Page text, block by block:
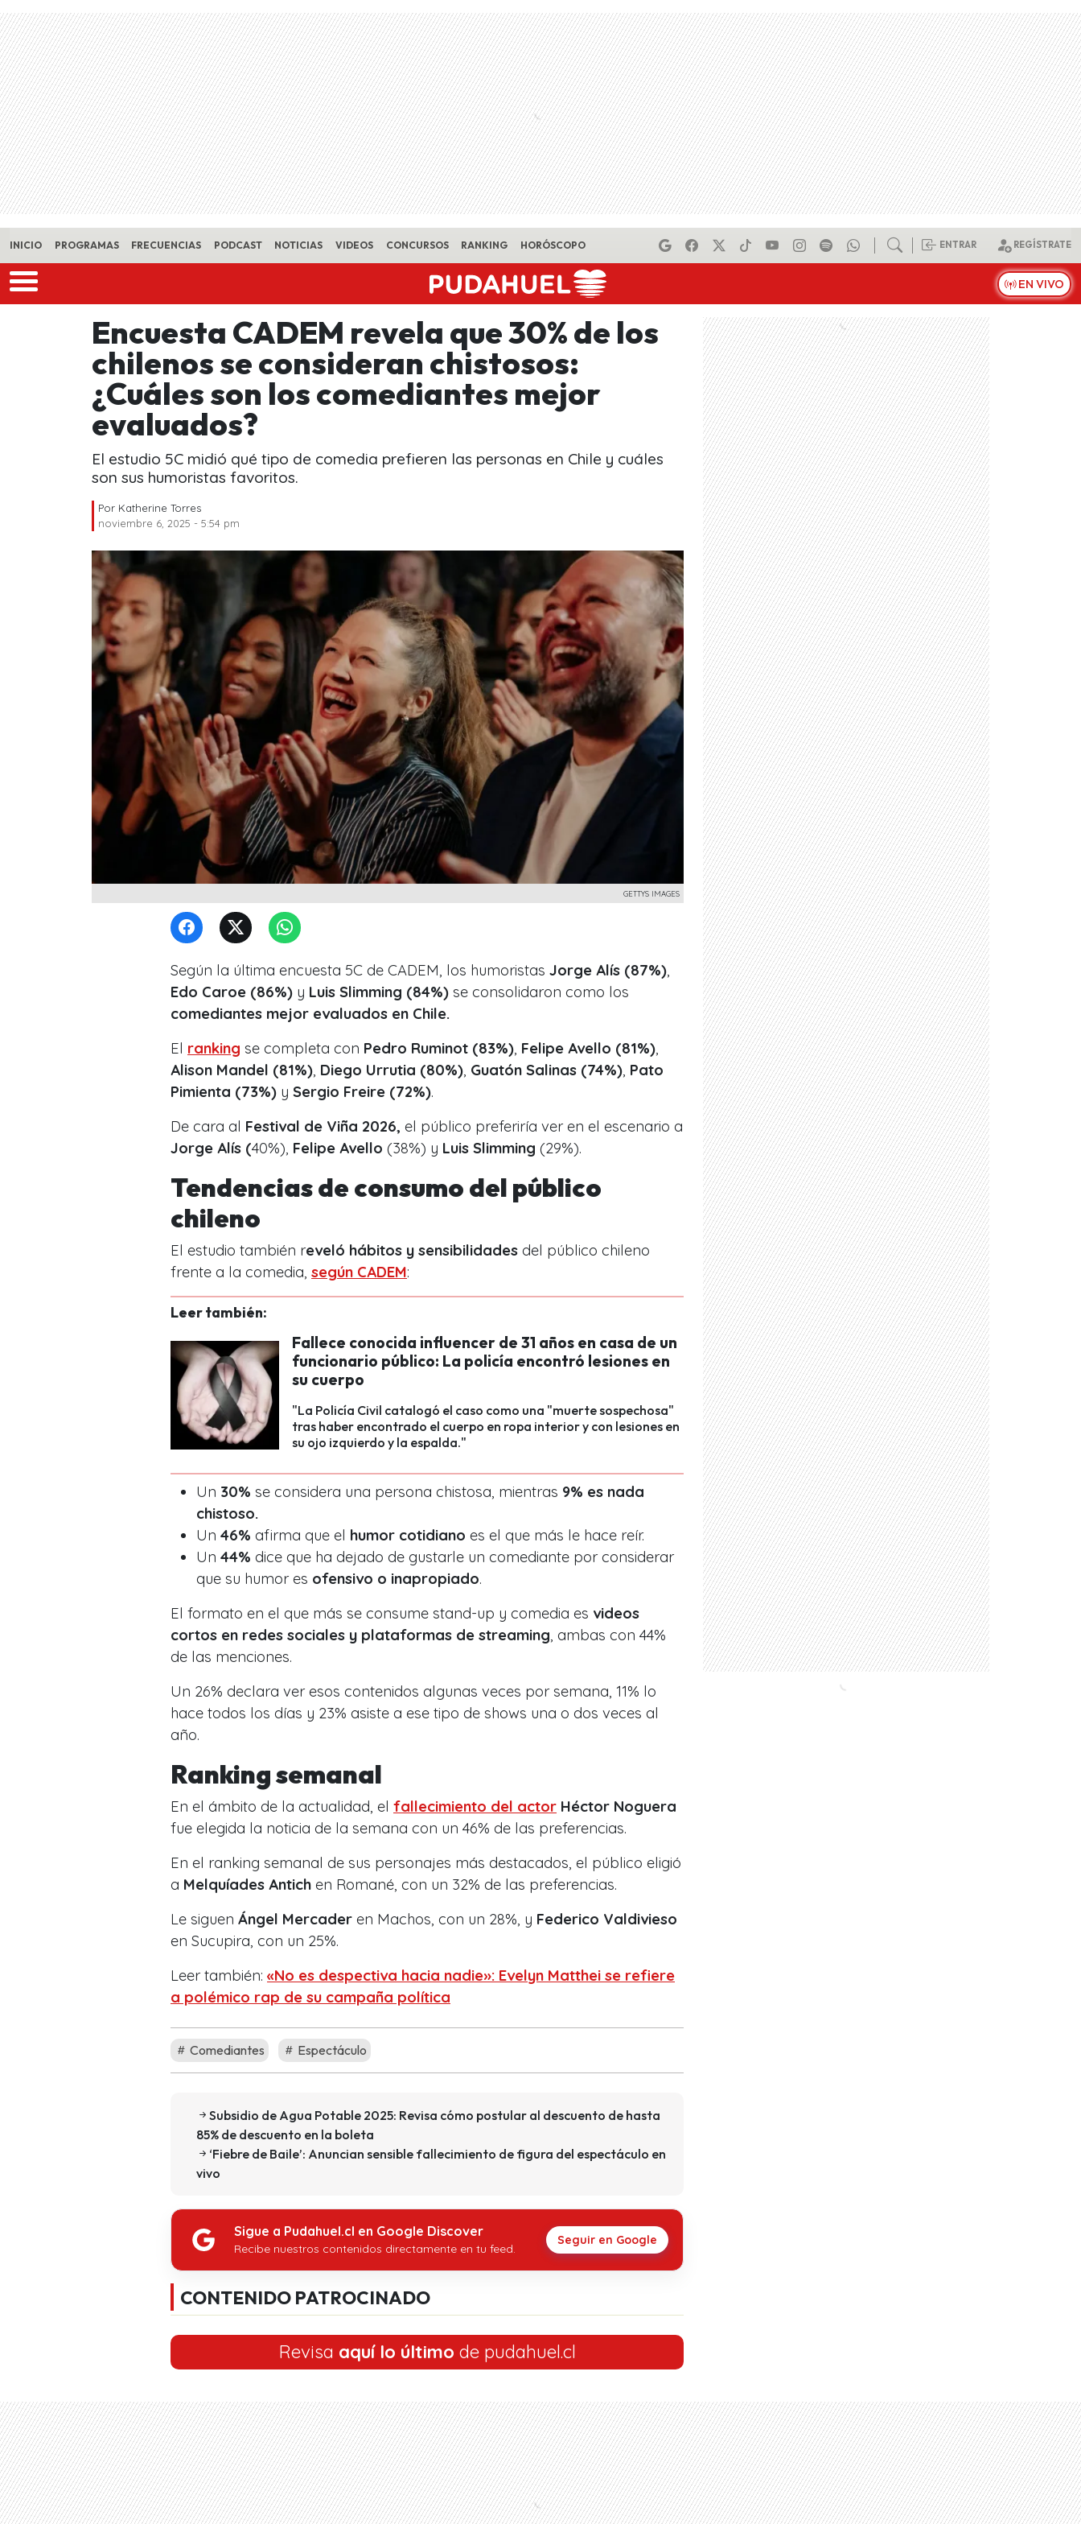
Skip to main content
INICIO PROGRAMAS FRECUENCIAS PODCAST NOTICIAS VIDEOS CONCURSOS RANKING HORÓSCOPO ENTRAR REGÍSTRATE
EN VIVO
Encuesta CADEM revela que 30% de los
chilenos se consideran chistosos:
¿Cuáles son los comediantes mejor
evaluados?
El estudio 5C midió qué tipo de comedia prefieren las personas en Chile y cuáles
son sus humoristas favoritos.
Por Katherine Torres
noviembre 6, 2025 - 5:54 pm
GETTYS IMAGES
Según la última encuesta 5C de CADEM, los humoristas Jorge Alís (87%)
Edo Caroe (86%) y Luis Slimming (84%) se consolidaron como los
comediantes mejor evaluados en Chile.
El ranking se completa con Pedro Ruminot (83%) Felipe Avello (81%)
Alison Mandel (81%) Diego Urrutia (80%) Guatón Salinas (74%) Pato
Pimienta (73%) y Sergio Freire (72%).
De cara al Festival de Viña 2026, el público preferiría ver en el escenario a
Jorge Alís (40%), Felipe Avello (38%) y Luis Slimming (29%).
Tendencias de consumo del público
chileno
El estudio también reveló hábitos y sensibilidades del público chileno
frente a la comedia, según CADEM:
Leer también:
Fallece conocida influencer de 31 años en casa de un
funcionario público: La policía encontró lesiones en
su cuerpo
"La Policía Civil catalogó el caso como una "muerte sospechosa"
tras haber encontrado el cuerpo en ropa interior y con lesiones en
su ojo izquierdo y la espalda."
Un 30% se considera una persona chistosa, mientras 9% es nada
chistoso.
Un 46% afirma que el humor cotidiano es el que más le hace reír.
Un 44% dice que ha dejado de gustarle un comediante por considerar
que su humor es ofensivo o inapropiado.
El formato en el que más se consume stand-up y comedia es videos
cortos en redes sociales y plataformas de streaming , ambas con 44%
de las menciones.
Un 26% declara ver esos contenidos algunas veces por semana, 11% lo
hace todos los días y 23% asiste a ese tipo de shows una o dos veces al
año.
Ranking semanal
En el ámbito de la actualidad, el fallecimiento del actor Héctor Noguera
fue elegida la noticia de la semana con un 46% de las preferencias.
En el ranking semanal de sus personajes más destacados, el público eligió
a Melquíades Antich en Romané, con un 32% de las preferencias.
Le siguen Ángel Mercader en Machos, con un 28%, y Federico Valdivieso
en Sucupira, con un 25%.
Leer también: «No es despectiva hacia nadie»: Evelyn Matthei se refiere
a polémico rap de su campaña política
Comediantes Espectáculo
Subsidio de Agua Potable 2025: Revisa cómo postular al descuento de hasta
85% de descuento en la boleta
‘Fiebre de Baile’: Anuncian sensible fallecimiento de figura del espectáculo en
vivo
Sigue a Pudahuel.cl en Google Discover
Recibe nuestros contenidos directamente en tu feed.
Seguir en Google
CONTENIDO PATROCINADO
Revisa aquí lo último de pudahuel.cl